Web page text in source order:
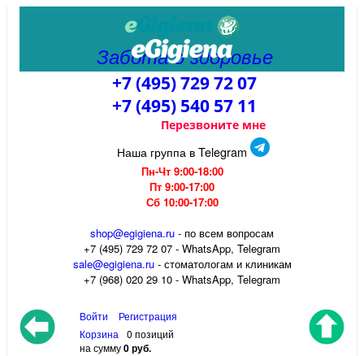
Забота о здоровье
+7 (495) 729 72 07
+7 (495) 540 57 11
Перезвоните мне
Наша группа в Telegram
Пн-Чт 9:00-18:00
Пт 9:00-17:00
Сб 10:00-17:00
shop@egigiena.ru - по всем вопросам
‎+7 (495) 729 72 07 - WhatsApp, Telegram
sale@egigiena.ru- стоматологам и клиникам
+7 (968) 020 29 10 - WhatsApp, Telegram
Войти
Регистрация
Корзина
0 позиций
на сумму0 руб.